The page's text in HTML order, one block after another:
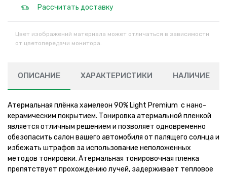
Рассчитать доставку
Цвет изображений материала может отличаться в зависимости
от цветопередачи монитора.
ОПИСАНИЕ ХАРАКТЕРИСТИКИ НАЛИЧИЕ
Атермальная плёнка хамелеон 90% Light Premium с нано-
керамическим покрытием. Тонировка атермальной пленкой
является отличным решением и позволяет одновременно
обезопасить салон вашего автомобиля от палящего солнца и
избежать штрафов за использование неположенных
методов тонировки. Атермальная тонировочная пленка
препятствует прохождению лучей, задерживает тепловое